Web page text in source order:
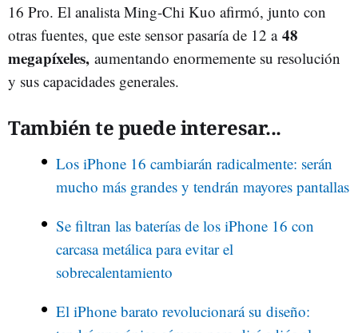
16 Pro. El analista Ming-Chi Kuo afirmó, junto con
otras fuentes, que este sensor pasaría de 12 a 48
megapíxeles, aumentando enormemente su resolución
y sus capacidades generales.
También te puede interesar...
Los iPhone 16 cambiarán radicalmente: serán
mucho más grandes y tendrán mayores pantallas
Se filtran las baterías de los iPhone 16 con
carcasa metálica para evitar el
sobrecalentamiento
El iPhone barato revolucionará su diseño: